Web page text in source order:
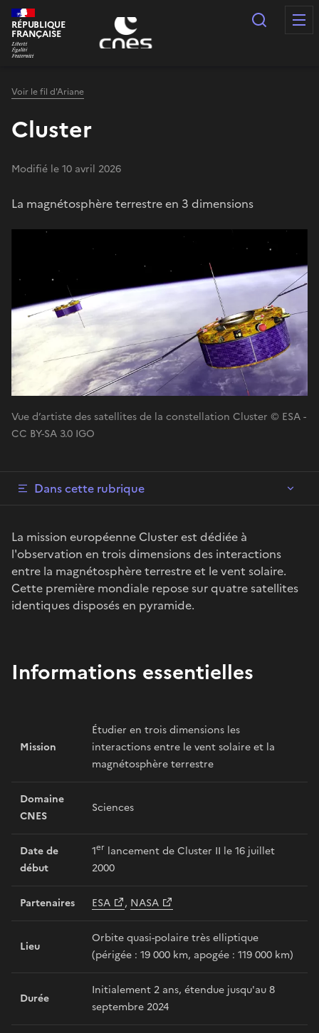
Panneau de gestion des cookies
RÉPUBLIQUE
FRANÇAISE
Voir le fil d'Ariane
Cluster
Modifié le 10 avril 2026
La magnétosphère terrestre en 3 dimensions
Vue d’artiste des satellites de la constellation Cluster © ESA -
CC BY-SA 3.0 IGO
Dans cette rubrique
La mission européenne Cluster est dédiée à
l'observation en trois dimensions des interactions
entre la magnétosphère terrestre et le vent solaire.
Cette première mondiale repose sur quatre satellites
identiques disposés en pyramide.
Informations essentielles
Mission
Étudier en trois dimensions les
interactions entre le vent solaire et la
magnétosphère terrestre
Domaine
CNES
Sciences
Date de
début
1er lancement de Cluster II le 16 juillet
2000
Partenaires ESA , NASA
Lieu
Orbite quasi-polaire très elliptique
(périgée : 19 000 km, apogée : 119 000 km)
Durée
Initialement 2 ans, étendue jusqu'au 8
septembre 2024